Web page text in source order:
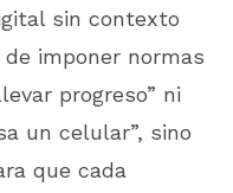
sin contexto
imponer normas
progreso” ni
un celular”, sino
que cada